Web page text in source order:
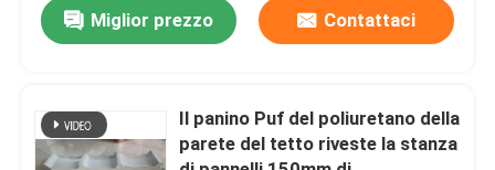
Edifici a struttura in acciaio
laboratorio di strutture in acciaio
Miglior prezzo Contattaci
Il panino Puf del poliuretano della
parete del tetto riveste la stanza